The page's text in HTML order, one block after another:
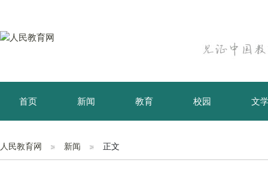
首页 新闻 教育 校园 文
育儿 资讯
人民教育网 新闻 正文